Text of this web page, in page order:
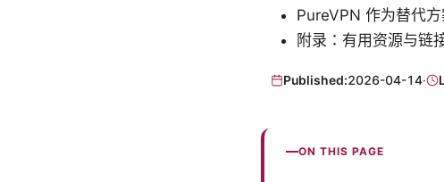
PureVPN 作为替代
附录：有用资源与链
Published:2026-04-14·
ON THIS PAGE